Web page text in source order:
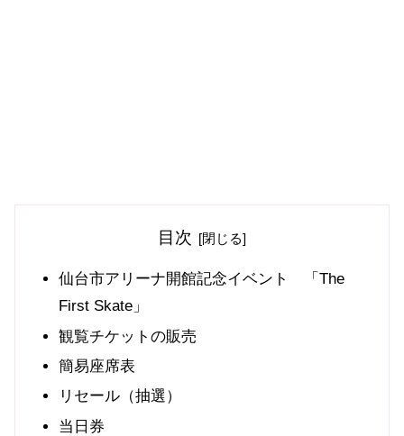
目次
仙台市アリーナ開館記念イベント 「The
First Skate」
観覧チケットの販売
簡易座席表
リセール（抽選）
当日券